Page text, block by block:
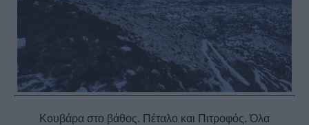
Κουβάρα στο βάθος. Πέταλο και Πιτροφός. Όλα